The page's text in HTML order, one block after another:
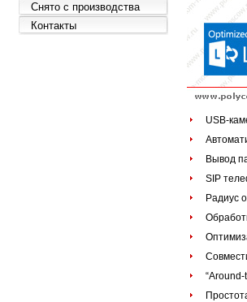
Снято с производства
Контакты
USB-
Вывод
SIP
Радиус